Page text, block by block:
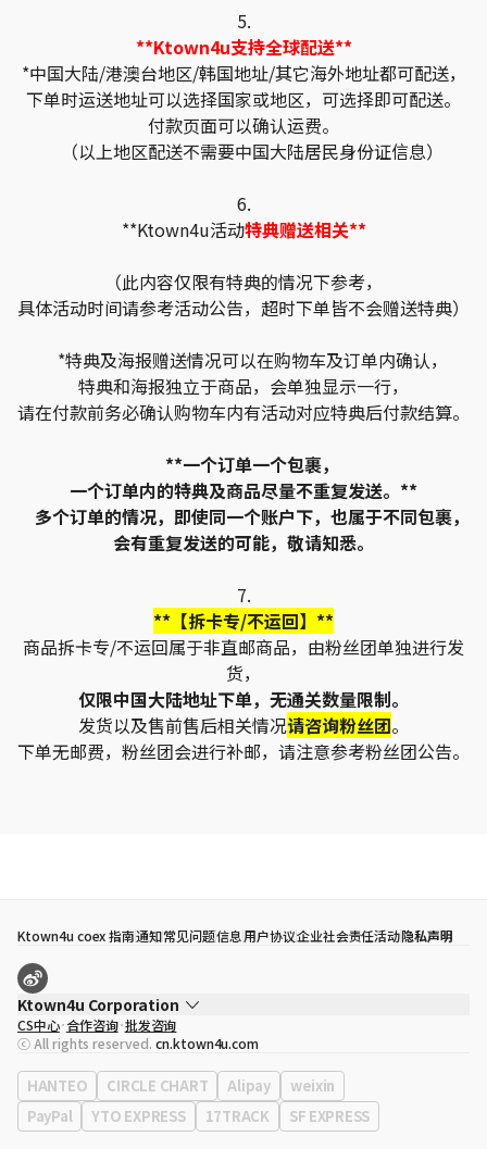
5.
**Ktown4u支持全球配送**
*中国大陆/港澳台地区/韩国地址/其它海外地址都可配送，
下单时运送地址可以选择国家或地区，可选择即可配送。
付款页面可以确认运费。
（以上地区配送不需要中国大陆居民身份证信息）
6.
**Ktown4u活动特典赠送相关**
（此内容仅限有特典的情况下参考，
具体活动时间请参考活动公告，超时下单皆不会赠送特典）
*特典及海报赠送情况可以在购物车及订单内确认，
特典和海报独立于商品，会单独显示一行，
请在付款前务必确认购物车内有活动对应特典后付款结算。
**一个订单一个包裹，
一个订单内的特典及商品尽量不重复发送。**
多个订单的情况，即使同一个账户下，也属于不同包裹，
会有重复发送的可能，敬请知悉。
7.
**【拆卡专/不运回】**
商品拆卡专/不运回属于非直邮商品，由粉丝团单独进行发
货，
仅限中国大陆地址下单，无通关数量限制。
发货以及售前售后相关情况请咨询粉丝团。
下单无邮费，粉丝团会进行补邮，请注意参考粉丝团公告。
Ktown4u coex 指南通知常见问题信息用户协议企业社会责任活动隐私声明
Ktown4u Corporation
代表
宋効珉
营业执照 120-87-71116
公司地址 首尔特别市 江南区 岭东大路 513号 3楼 （三成洞， coex)
CS中心 合作咨询 批发咨询
ⓒ All rights reserved. cn.ktown4u.com
HANTEO CIRCLE CHART Alipay
weixin
PayPal
YTO EXPRESS 17TRACK SF EXPRESS